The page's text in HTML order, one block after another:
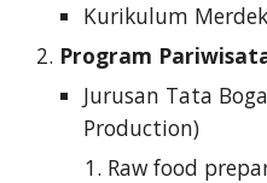
Kurikulum
Program
Jurusan Tata
Production)
Raw food